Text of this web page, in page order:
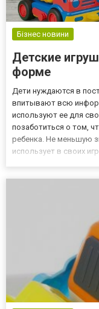
Бізнес новини
Детские
форме
Дети нуждаются в
впитывают всю
используют ее для
позаботиться о том,
ребенка. Не меньшую
использует в своих